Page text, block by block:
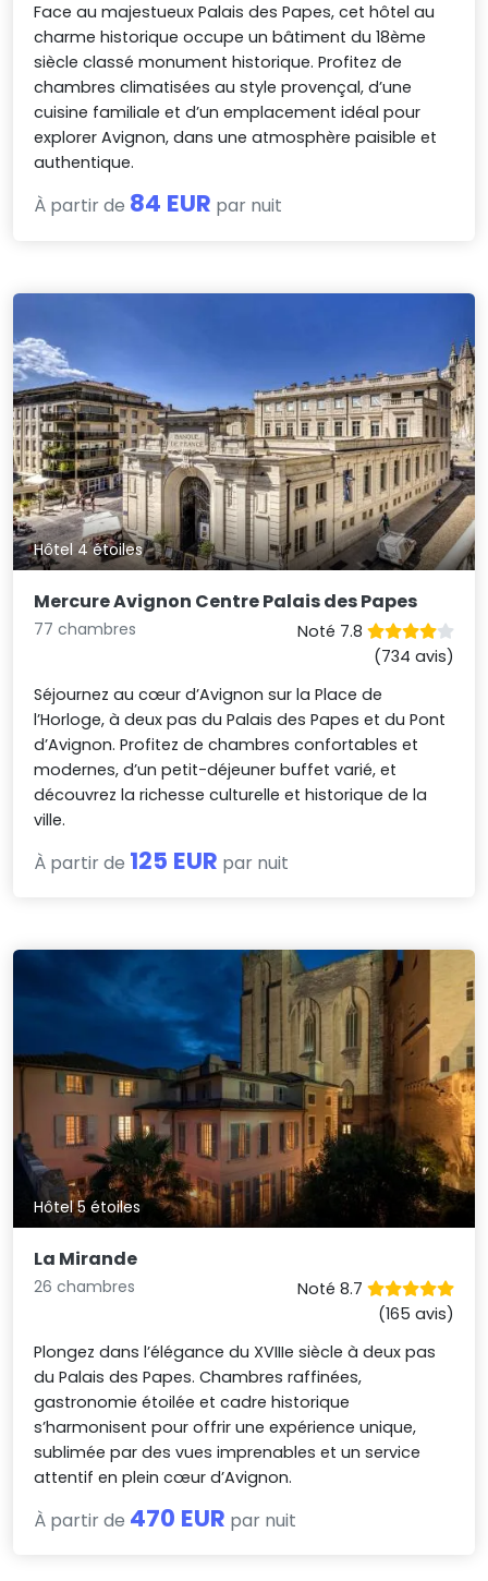
Face au majestueux Palais des Papes, cet hôtel au
charme historique occupe un bâtiment du 18ème
siècle classé monument historique. Profitez de
chambres climatisées au style provençal, d’une
cuisine familiale et d’un emplacement idéal pour
explorer Avignon, dans une atmosphère paisible et
authentique.
À partir de 84 EUR par nuit
Hôtel 4 étoiles
Mercure Avignon Centre Palais des Papes
77 chambres
Noté 7.8
(734 avis)
Séjournez au cœur d’Avignon sur la Place de
l’Horloge, à deux pas du Palais des Papes et du Pont
d’Avignon. Profitez de chambres confortables et
modernes, d’un petit-déjeuner buffet varié, et
découvrez la richesse culturelle et historique de la
ville.
À partir de 125 EUR par nuit
Hôtel 5 étoiles
La Mirande
26 chambres
Noté 8.7
(165 avis)
Plongez dans l’élégance du XVIIIe siècle à deux pas
du Palais des Papes. Chambres raffinées,
gastronomie étoilée et cadre historique
s’harmonisent pour offrir une expérience unique,
sublimée par des vues imprenables et un service
attentif en plein cœur d’Avignon.
À partir de 470 EUR par nuit